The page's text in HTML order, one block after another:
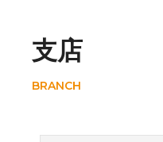
支店
BRANCH